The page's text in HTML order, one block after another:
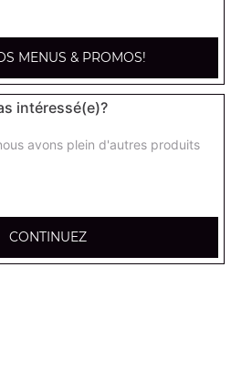
13.00€
jambon, poulet, merguez
médium
poivrons, champignons,
MENUS & PROMOS!
intéressé(e)?
avons plein d'autres produits
CONTINUEZ